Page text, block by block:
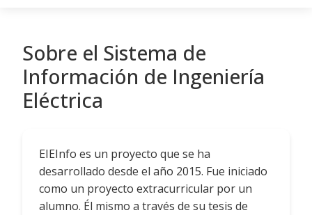
Sobre el Sistema de
Información de Ingeniería
Eléctrica
EIEInfo es un proyecto que se ha
desarrollado desde el año 2015. Fue iniciado
como un proyecto extracurricular por un
alumno. Él mismo a través de su tesis de